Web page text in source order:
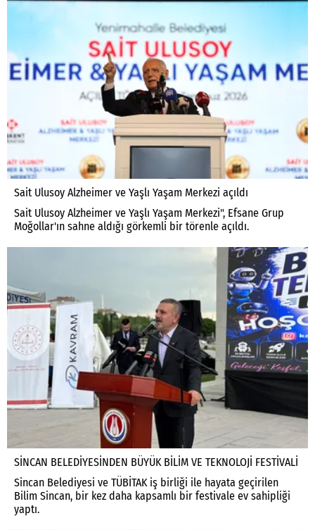
Sait Ulusoy Alzheimer ve Yaşlı Yaşam Merkezi açıldı
Sait Ulusoy Alzheimer ve Yaşlı Yaşam Merkezi", Efsane Grup
Moğollar'ın sahne aldığı görkemli bir törenle açıldı.
SİNCAN BELEDİYESİNDEN BÜYÜK BİLİM VE TEKNOLOJİ FESTİVALİ
Sincan Belediyesi ve TÜBİTAK iş birliği ile hayata geçirilen
Bilim Sincan, bir kez daha kapsamlı bir festivale ev sahipliği
yaptı.